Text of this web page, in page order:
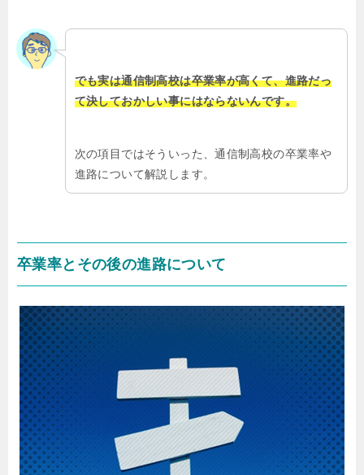
でも実は通信制高校は卒業率が高くて、進路だっ
て決しておかしい事にはならないんです。
次の項目ではそういった、通信制高校の卒業率や
進路について解説します。
卒業率とその後の進路について